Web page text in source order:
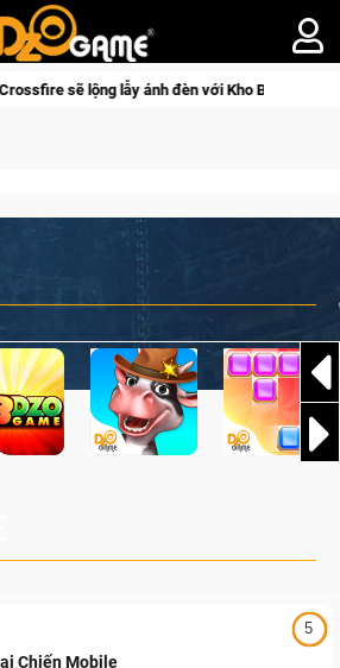
lộng lẫy ánh đèn với Kho Báu Hoàng Gia
5
Chiến Mobile